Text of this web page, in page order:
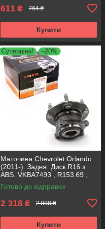
611 ₴ 764 ₴
Купити
Суперціна! –20%
Маточина Chevrolet Orlando
(2011-). Задня. Диск R16 з
ABS. VKBA7493 , R153.69 ,
713645020 SHAFER Австрія
Готово до відправки
2 318 ₴ 2 898 ₴
Купити